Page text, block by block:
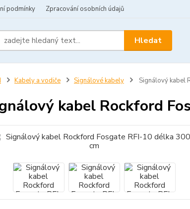
podmínky Zpracování osobních údajů
Hledat
Kabely a vodiče Signálové kabely Signálový kabel
kabel Rockford